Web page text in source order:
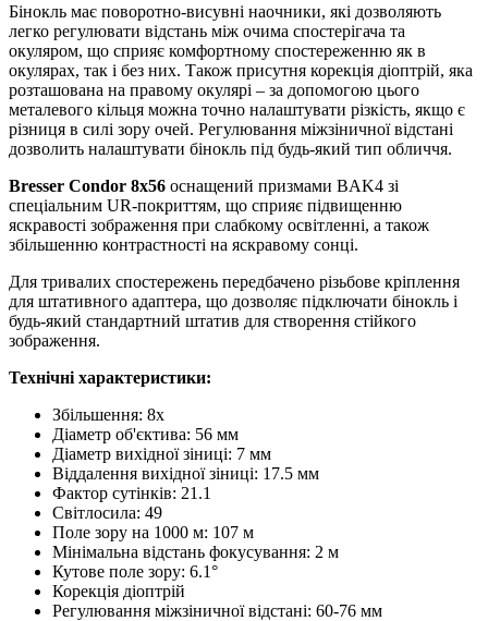
Бінокль має поворотно-висувні наочники, які дозволяють
легко регулювати відстань між очима спостерігача та
окуляром, що сприяє комфортному спостереженню як в
окулярах, так і без них. Також присутня корекція діоптрій, яка
розташована на правому окулярі – за допомогою цього
металевого кільця можна точно налаштувати різкість, якщо є
різниця в силі зору очей. Регулювання міжзіничної відстані
дозволить налаштувати бінокль під будь-який тип обличчя.
Bresser Condor 8x56 оснащений призмами BAK4 зі
спеціальним UR-покриттям, що сприяє підвищенню
яскравості зображення при слабкому освітленні, а також
збільшенню контрастності на яскравому сонці.
Для тривалих спостережень передбачено різьбове кріплення
для штативного адаптера, що дозволяє підключати бінокль і
будь-який стандартний штатив для створення стійкого
зображення.
Технічні характеристики:
Збільшення: 8x
Діаметр об'єктива: 56 мм
Діаметр вихідної зіниці: 7 мм
Віддалення вихідної зіниці: 17.5 мм
Фактор сутінків: 21.1
Світлосила: 49
Поле зору на 1000 м: 107 м
Мінімальна відстань фокусування: 2 м
Кутове поле зору: 6.1°
Корекція діоптрій
Регулювання міжзіничної відстані: 60-76 мм